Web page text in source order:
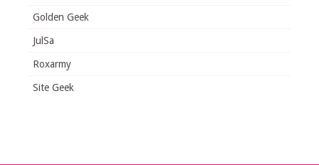
Golden Geek
JulSa
Roxarmy
Site Geek